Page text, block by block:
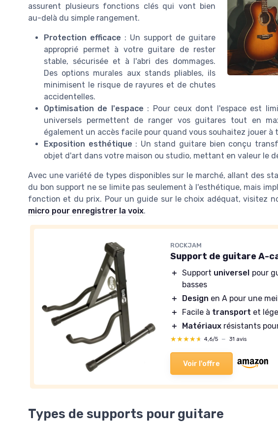
assurent plusieurs fonctions clés qui vont bien
au-delà du simple rangement.
Protection efficace : Un support de guitare
approprié permet à votre guitare de rester
stable, sécurisée et à l'abri des dommages.
Des options murales aux stands pliables, ils
minimisent le risque de rayures et de chutes
accidentelles.
Optimisation de l'espace : Pour ceux dont l'espace est
universels permettent de ranger vos guitares tout en
également un accès facile pour quand vous souhaitez jouer à
Exposition esthétique : Un stand guitare bien conçu
objet d'art dans votre maison ou studio, mettant en valeur le
Avec une variété de types disponibles sur le marché, allant des
du bon support ne se limite pas seulement à l'esthétique, mais
fonction et du prix. Pour un guide sur le choix adéquat, visitez
micro pour enregistrer la voix.
ROCKJAM
Support de guitare A-
＋ Support universel pour
basses
＋
Design en A pour une
＋
Facile à transport et
＋
Matériaux résistants
★★★★★
★★★★★ 4,6/5 — 31 avis
Voir l'offre
Types de supports pour guitare